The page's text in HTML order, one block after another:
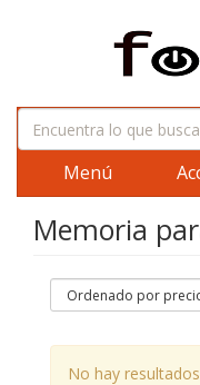
Menú
Memoria
No hay